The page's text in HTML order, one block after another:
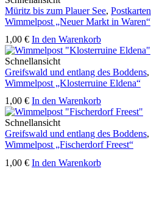
Müritz bis zum Plauer See, Postkarten
Wimmelpost „Neuer Markt in Waren“
1,00 € In den Warenkorb
Schnellansicht
Greifswald und entlang des Boddens,
Wimmelpost „Klosterruine Eldena“
1,00 € In den Warenkorb
Schnellansicht
Greifswald und entlang des Boddens,
Wimmelpost „Fischerdorf Freest“
1,00 € In den Warenkorb